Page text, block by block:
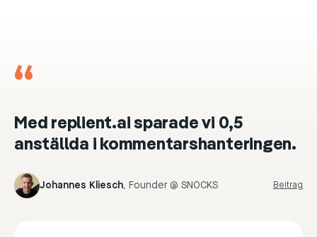
“
Med replient.ai sparade vi 0,5
anställda i kommentarshanteringen.
Johannes Kliesch, Founder @ SNOCKS Beitrag